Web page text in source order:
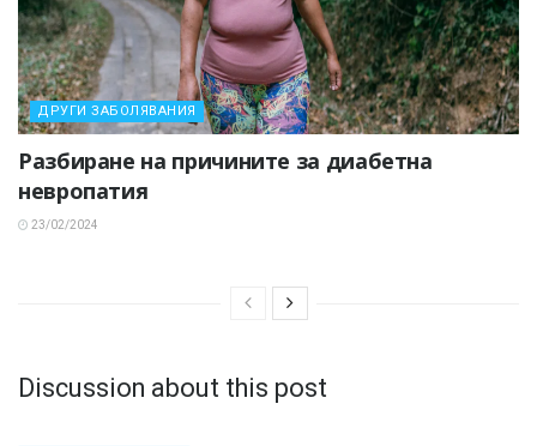
ДРУГИ ЗАБОЛЯВАНИЯ
Разбиране на причините за диабетна
невропатия
23/02/2024
Discussion about this post